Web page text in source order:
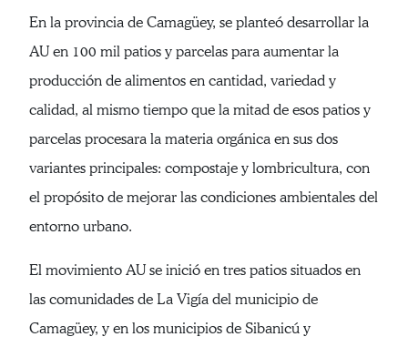
En la provincia de Camagüey, se planteó desarrollar la
AU en 100 mil patios y parcelas para aumentar la
producción de alimentos en cantidad, variedad y
calidad, al mismo tiempo que la mitad de esos patios y
parcelas procesara la materia orgánica en sus dos
variantes principales: compostaje y lombricultura, con
el propósito de mejorar las condiciones ambientales del
entorno urbano.
El movimiento AU se inició en tres patios situados en
las comunidades de La Vigía del municipio de
Camagüey, y en los municipios de Sibanicú y